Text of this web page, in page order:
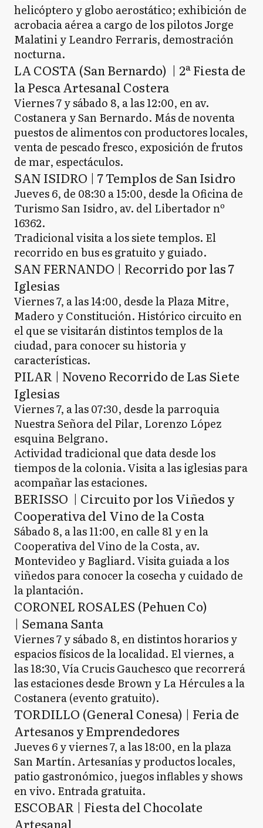
helicóptero y globo aerostático; exhibición de
acrobacia aérea a cargo de los pilotos Jorge
Malatini y Leandro Ferraris, demostración
nocturna.
LA COSTA (San Bernardo) | 2ª Fiesta de
la Pesca Artesanal Costera
Viernes 7 y sábado 8, a las 12:00, en av.
Costanera y San Bernardo. Más de noventa
puestos de alimentos con productores locales,
venta de pescado fresco, exposición de frutos
de mar, espectáculos.
SAN ISIDRO | 7 Templos de San Isidro
Jueves 6, de 08:30 a 15:00, desde la Oficina de
Turismo San Isidro, av. del Libertador nº
16362.
Tradicional visita a los siete templos. El
recorrido en bus es gratuito y guiado.
SAN FERNANDO | Recorrido por las 7
Iglesias
Viernes 7, a las 14:00, desde la Plaza Mitre,
Madero y Constitución. Histórico circuito en
el que se visitarán distintos templos de la
ciudad, para conocer su historia y
características.
PILAR | Noveno Recorrido de Las Siete
Iglesias
Viernes 7, a las 07:30, desde la parroquia
Nuestra Señora del Pilar, Lorenzo López
esquina Belgrano.
Actividad tradicional que data desde los
tiempos de la colonia. Visita a las iglesias para
acompañar las estaciones.
BERISSO | Circuito por los Viñedos y
Cooperativa del Vino de la Costa
Sábado 8, a las 11:00, en calle 81 y en la
Cooperativa del Vino de la Costa, av.
Montevideo y Bagliard. Visita guiada a los
viñedos para conocer la cosecha y cuidado de
la plantación.
CORONEL ROSALES (Pehuen Co)
| Semana Santa
Viernes 7 y sábado 8, en distintos horarios y
espacios físicos de la localidad. El viernes, a
las 18:30, Vía Crucis Gauchesco que recorrerá
las estaciones desde Brown y La Hércules a la
Costanera (evento gratuito).
TORDILLO (General Conesa) | Feria de
Artesanos y Emprendedores
Jueves 6 y viernes 7, a las 18:00, en la plaza
San Martín. Artesanías y productos locales,
patio gastronómico, juegos inflables y shows
en vivo. Entrada gratuita.
ESCOBAR | Fiesta del Chocolate
Artesanal